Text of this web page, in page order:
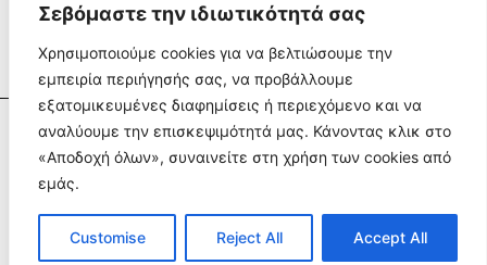
Σεβόμαστε την ιδιωτικότητά σας
Χρησιμοποιούμε cookies για να βελτιώσουμε την
εμπειρία περιήγησής σας, να προβάλλουμε
εξατομικευμένες διαφημίσεις ή περιεχόμενο και να
αναλύουμε την επισκεψιμότητά μας. Κάνοντας κλικ στο
«Αποδοχή όλων», συναινείτε στη χρήση των cookies από
εμάς.
Customise Reject All Accept All
© Copyright 2025
Όροι Χρήσης
Απορρήτου